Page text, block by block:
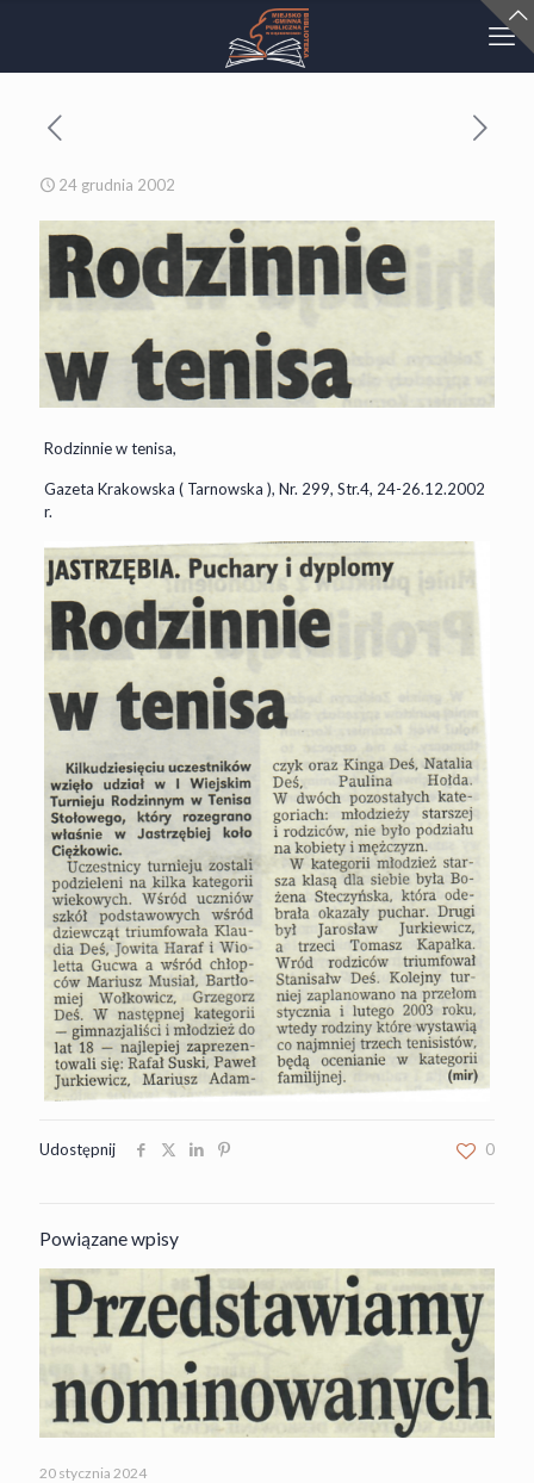
24 grudnia 2002
Rodzinnie w tenisa,
Gazeta Krakowska ( Tarnowska ), Nr. 299, Str.4, 24-26.12.2002
r.
Udostępnij 0
Powiązane wpisy
20 stycznia 2024